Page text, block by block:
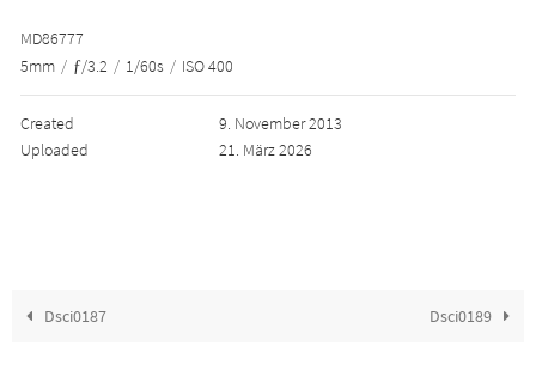
MD86777
5mm / ƒ/3.2 / 1/60s / ISO 400
Created
9. November 2013
Uploaded
21. März 2026
Dsci0187 Dsci0189